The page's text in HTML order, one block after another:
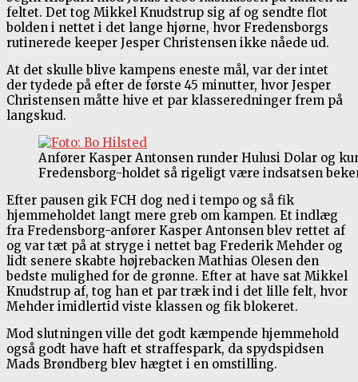
feltet. Det tog Mikkel Knudstrup sig af og sendte flot
bolden i nettet i det lange hjørne, hvor Fredensborgs
rutinerede keeper Jesper Christensen ikke nåede ud.
At det skulle blive kampens eneste mål, var der intet
der tydede på efter de første 45 minutter, hvor Jesper
Christensen måtte hive et par klasseredninger frem på
langskud.
Anfører Kasper Antonsen runder Hulusi Dolar og
Fredensborg-holdet så rigeligt være indsatsen
Efter pausen gik FCH dog ned i tempo og så fik
hjemmeholdet langt mere greb om kampen. Et indlæg
fra Fredensborg-anfører Kasper Antonsen blev rettet af
og var tæt på at stryge i nettet bag Frederik Mehder og
lidt senere skabte højrebacken Mathias Olesen den
bedste mulighed for de grønne. Efter at have sat Mikkel
Knudstrup af, tog han et par træk ind i det lille felt, hvor
Mehder imidlertid viste klassen og fik blokeret.
Mod slutningen ville det godt kæmpende hjemmehold
også godt have haft et straffespark, da spydspidsen
Mads Brøndberg blev hægtet i en omstilling.